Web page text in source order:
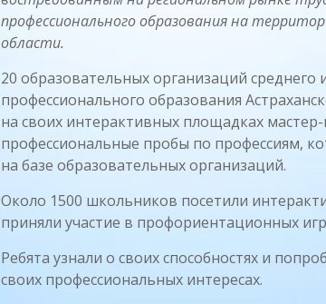
профессионального образования на
области.
20 образовательных организаций среднего
профессионального образования
на своих интерактивных площадках мастер-
профессиональные пробы по профессиям,
на базе образовательных организаций.
Около 1500 школьников посетили
приняли участие в профориентационных
Ребята узнали о своих способностях и
своих профессиональных интересах.